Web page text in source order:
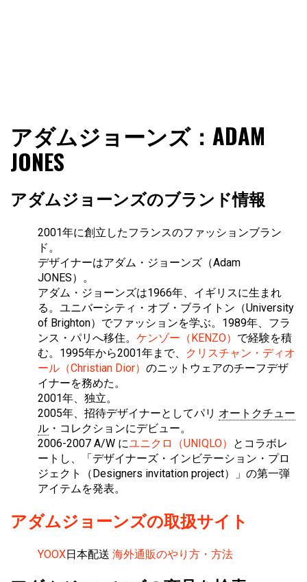
ファショコン通信
ッションとモードを分析するファッション情報サイトです
アダムジョーンズ：ADAM
JONES
アダムジョーンズのブランド情報
2001年に創立したフランスのファッションブラン
ド。
デザイナーはアダム・ジョーンズ（Adam
JONES）。
アダム・ジョーンズは1966年、イギリスに生まれ
る。ユニバーシティ・オブ・ブライトン（University
of Brighton）でファッションを学ぶ。1989年、フラ
ンス・パリへ移住。 ケンゾー（KENZO） で経験を積
む。1995年から2001年まで、
クリスチャン・ディオ
ール（Christian Dior） のニットウェアのチーフデザ
イナーを務めた。
2001年、独立。
2005年、招待デザイナーとしてパリ オートクチュー
ル ・コレクションにデビュー。
2006-2007 A/W にユニクロ（UNIQLO）
とコラボレ
ートし、「デザイナーズ・インビテーション・プロ
ジェクト（Designers invitation project）」の第一弾
アイテムを発表。
アダムジョーンズの取扱サイト
YOOX日本配送 海外通販のやり方・方法